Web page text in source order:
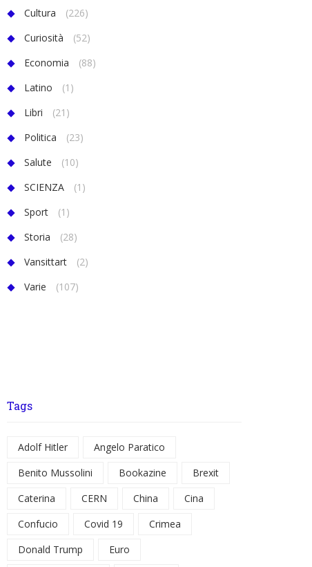
Cultura
(226)
Curiosità
(52)
Economia
(88)
Latino
(1)
Libri
(21)
Politica
(23)
Salute
(10)
SCIENZA
(1)
Sport
(1)
Storia
(28)
Vansittart
(2)
Varie
(107)
Tags
Adolf Hitler
Angelo Paratico
Benito Mussolini
Bookazine
Brexit
Caterina
CERN China
Cina
Confucio
Covid 19
Crimea
Donald Trump
Euro